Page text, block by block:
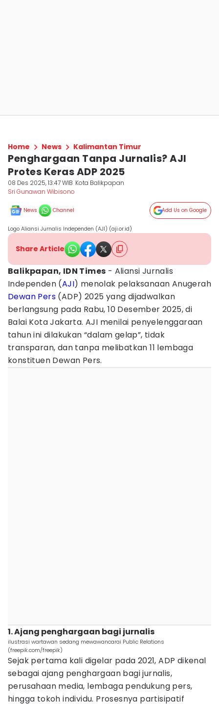
Home News Kalimantan Timur
Penghargaan Tanpa Jurnalis? AJI
Protes Keras ADP 2025
08 Des 2025, 13:47 WIB Kota Balikpapan
Sri Gunawan Wibisono
News Channel Add Us on Google
Logo Aliansi Jurnalis Independen (AJI) (aji.or.id)
Share Article
Balikpapan, IDN Times - Aliansi Jurnalis
Independen (AJI) menolak pelaksanaan Anugerah
Dewan Pers (ADP) 2025 yang dijadwalkan
berlangsung pada Rabu, 10 Desember 2025, di
Balai Kota Jakarta. AJI menilai penyelenggaraan
tahun ini dilakukan “dalam gelap”, tidak
transparan, dan tanpa melibatkan 11 lembaga
konstituen Dewan Pers.
1. Ajang penghargaan bagi jurnalis
ilustrasi wartawan sedang mewawancarai Public Relations
(freepik.com/freepik)
Sejak pertama kali digelar pada 2021, ADP dikenal
sebagai ajang penghargaan bagi jurnalis,
perusahaan media, lembaga pendukung pers,
hingga tokoh individu. Prosesnya partisipatif